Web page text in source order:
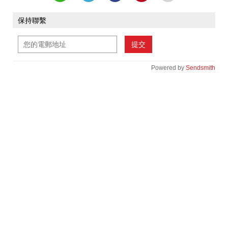
保持聯繫
提交
Powered by Sendsmith